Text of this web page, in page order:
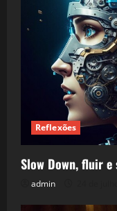
Reflexões
Slow Down, fluir
admin